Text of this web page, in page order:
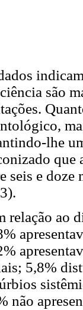
são
lhe
que
seis e
relação ao
5,8%
não